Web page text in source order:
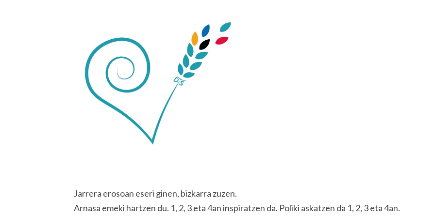
Jarrera erosoan eseri ginen, bizkarra zuzen.
Arnasa emeki hartzen du. 1, 2, 3 eta 4an inspiratzen da. Poliki askatzen da 1, 2, 3 eta 4an.